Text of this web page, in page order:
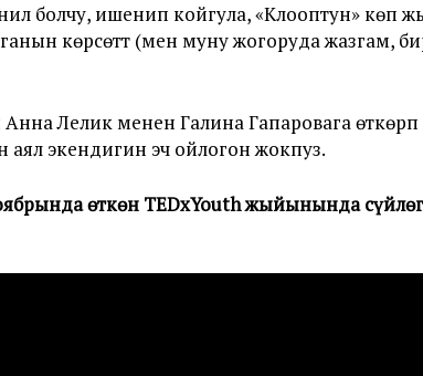
болчу, ишенип койгула, «Клооптун» көп
көрсөттү (мен муну жогоруда жазгам,
Лелик менен Галина Гапаровага
аял экендигин эч ойлогон жокпуз.
өткөн TEDxYouth жыйынында